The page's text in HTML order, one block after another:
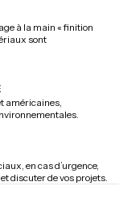
à la main « finition
sont
américaines,
en cas d’urgence,
discuter de vos projets.